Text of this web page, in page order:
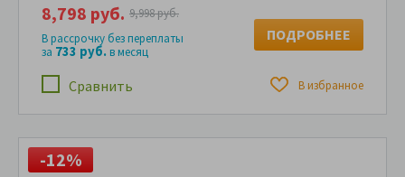
Сравнить В избранное
8,798 руб. 9,998 руб.
В рассрочку без переплаты
за 733 руб.в месяц
ПОДРОБНЕЕ
-12%